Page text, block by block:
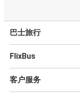
巴士旅行
FlixBus
客户服务